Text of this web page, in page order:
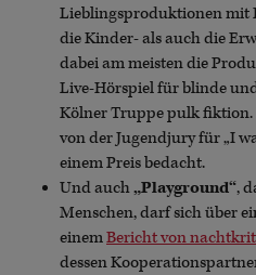
Lieblingsproduktionen mit
die Kinder- als auch die
dabei am meisten die
Live-Hörspiel für blinde
Kölner Truppe pulk
von der Jugendjury für „I
einem Preis bedacht.
Und auch„Playground“,
Menschen, darf sich über
einemBericht von
dessen